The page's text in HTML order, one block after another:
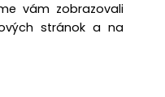
38/A, 831 04
vám zobrazovali
stránok a na